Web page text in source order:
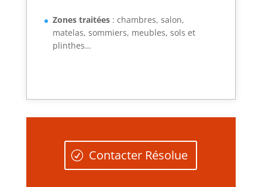
Zones traitées: chambres, salon,
matelas, sommiers, meubles, sols et
plinthes…
Contacter Résolue